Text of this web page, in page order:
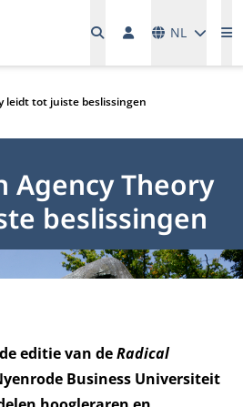
NL
leidt tot juiste beslissingen
Agency Theory
beslissingen
editie van deRadical
Business Universiteit